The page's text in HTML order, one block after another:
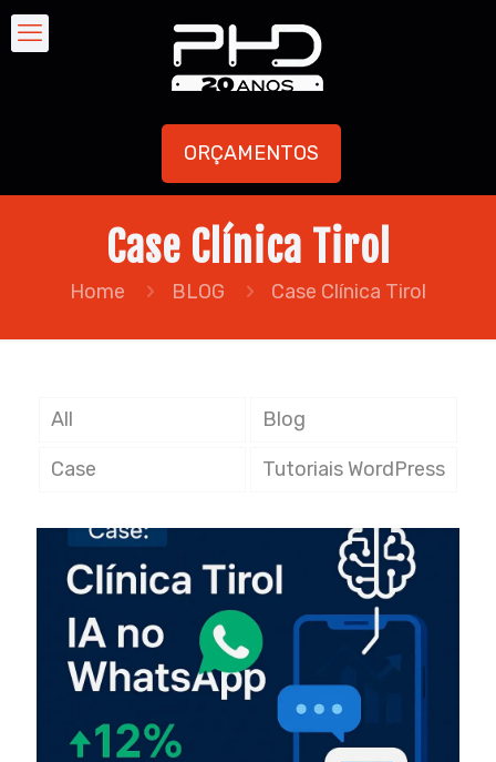
ORÇAMENTOS
Case Clínica Tirol
Home BLOG Case Clínica Tirol
All Blog
Case Tutoriais WordPress